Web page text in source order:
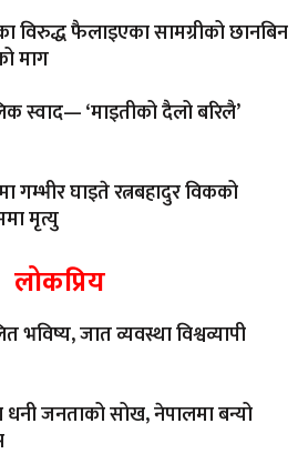
विरुद्ध फैलाइएका सामग्रीको छानबिन
माग
स्वाद— ‘माइतीको दैलो बरिलै’
गम्भीर घाइते रत्नबहादुर विकको
मृत्यु
लोकप्रिय
भविष्य, जात व्यवस्था विश्वव्यापी
जनताको सोख, नेपालमा बन्यो